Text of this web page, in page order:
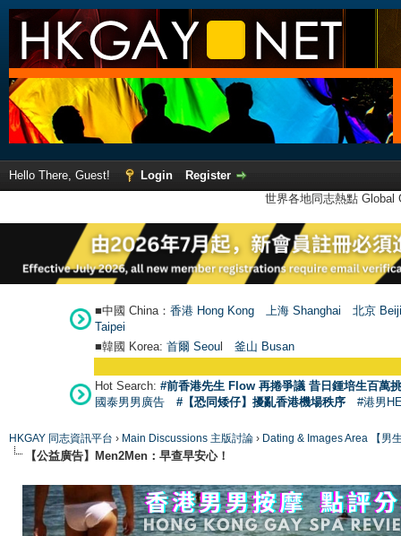
Hello There, Guest! Login
Register
世界各地同志熱點
■中國 China： 香港 Hong Kong 上海 Shanghai
北京
Taipei
■韓國 Korea: 首爾 Seoul 釜山 Busan
Hot Search: #前香港先生 Flow 再捲爭議 昔日鍾培生百萬
國泰男男廣告
#【恐同矮仔】擾亂香港機場秩序 #港男
HKGAY 同志資訊平台 › Main Discussions 主版討論 › Dating & Images Area 【男
【公益廣告】Men2Men：早查早安心！